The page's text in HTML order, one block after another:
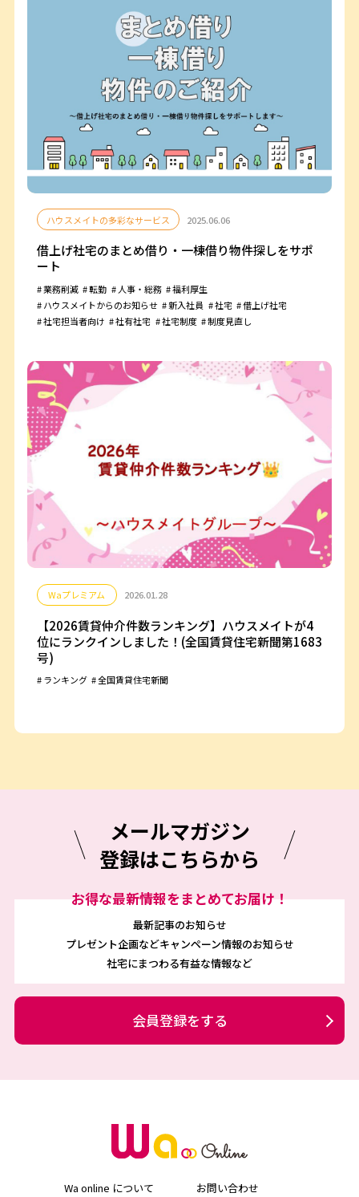
ハウスメイトの多彩なサービス 2025.06.06
借上げ社宅のまとめ借り・一棟借り物件探しをサポ
ート
業務削減 転勤 人事・総務
福利厚生
ハウスメイトからのお知らせ
新入社員 社宅
借上げ社宅
社宅担当者向け
社有社宅 社宅制度 制度見直し
Waプレミアム 2026.01.28
【2026賃貸仲介件数ランキング】ハウスメイトが4
位にランクインしました！(全国賃貸住宅新聞第1683
号)
ランキング 全国賃貸住宅新聞
メールマガジン
登録はこちらから
お得な最新情報をまとめてお届け！
最新記事のお知らせ
プレゼント企画などキャンペーン情報のお知らせ
社宅にまつわる有益な情報など
会員登録をする
Wa online について お問い合わせ